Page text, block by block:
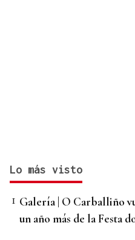
Lo más visto
Galería | O Carballiño
un año más de la Festa